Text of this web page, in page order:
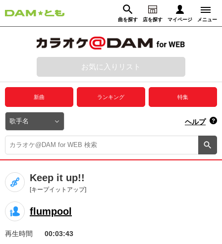
曲を探す 店を探す マイページ メニュー
動画からさがす 録音からさがす
ログイン
プレミアムサービス
DAM★とも動画
DAM★とも録音
カラオケ＠DAM
ユーザー検索
キャンペーン
お知らせ よくあるご質問
お気に入りリスト
新曲 ランキング 特集
ヘルプ
Keep it up!!
[キープイットアップ]
flumpool
再生時間
00:03:43